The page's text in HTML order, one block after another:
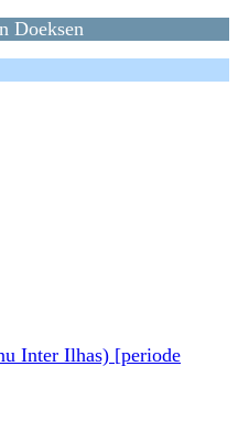
Doeksen
Inter Ilhas) [periode